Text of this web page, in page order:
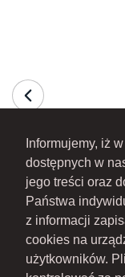
Informujemy, iż
dostępnych w
jego treści oraz
Państwa
z informacji
cookies na
użytkowników.
MOJE KONTO
INFORMACJE
O FIRMIE